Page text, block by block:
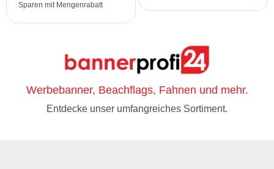
Sparen mit Mengenrabatt
Werbebanner, Beachflags, Fahnen und mehr.
Entdecke unser umfangreiches Sortiment.